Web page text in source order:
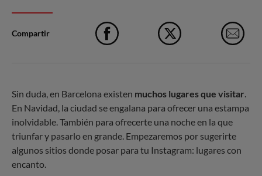
Compartir
Facebook
Sin duda, en Barcelona existen muchos lugares que visitar
En Navidad, la ciudad se engalana para ofrecer una estampa
inolvidable. También para ofrecerte una noche en la que
triunfar y pasarlo en grande. Empezaremos por sugerirte
algunos sitios donde posar para tu Instagram: lugares con
encanto.